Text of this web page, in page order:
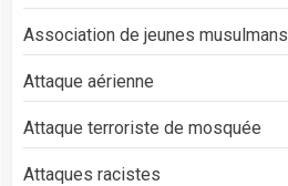
Association de jeunes musulmans
Attaque aérienne
Attaque terroriste de mosquée
Attaques racistes